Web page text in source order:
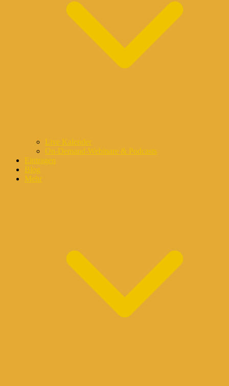
Live Kalender
On-Demand-Webinare & Podcasts
Eintragen
Blog
Mehr